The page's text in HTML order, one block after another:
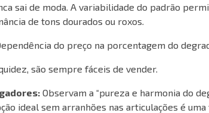
sai de moda. A variabilidade do padrão
de tons dourados ou roxos.
do preço na porcentagem do
são sempre fáceis de vender.
Observam a “pureza e harmonia do
ideal sem arranhões nas articulações é